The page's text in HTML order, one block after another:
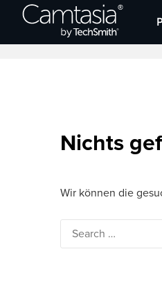
Direkt
Neueste Artikel
Nichts
Wir können die